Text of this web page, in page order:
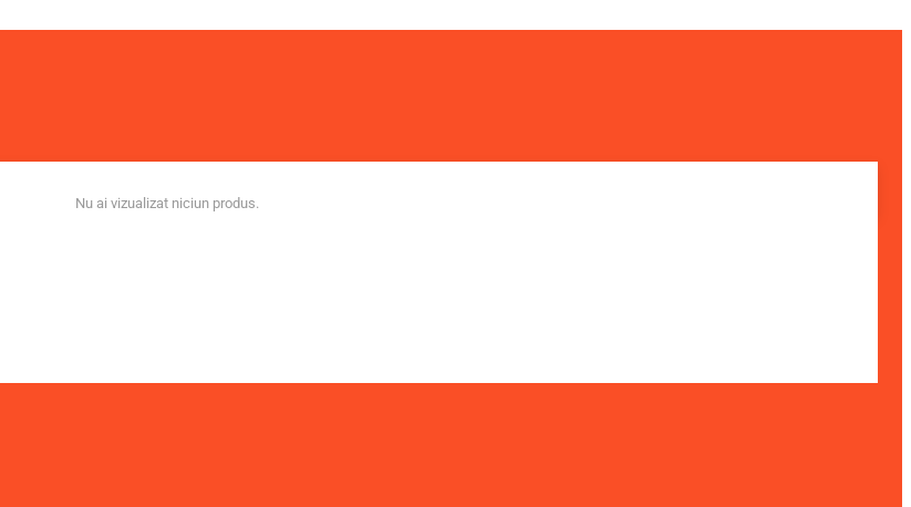
Nu ai vizualizat niciun produs.